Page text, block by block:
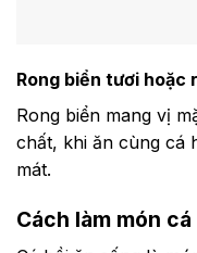
Rong biển tươi hoặc
Rong biển mang vị
chất, khi ăn cùng cá
mát.
Cách làm món